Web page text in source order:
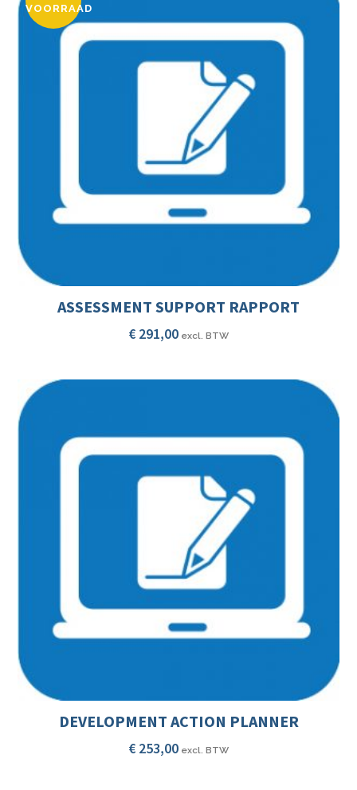
VOORRAAD
ASSESSMENT SUPPORT RAPPORT
€ 291,00 excl. BTW
DEVELOPMENT ACTION PLANNER
€ 253,00 excl. BTW